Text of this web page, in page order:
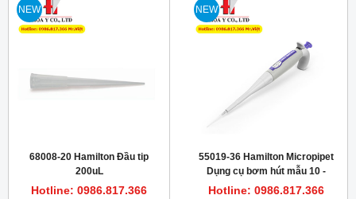
NEW
68008-20 Hamilton Đầu tip
200uL
Hotline: 0986.817.366
NEW
55019-36 Hamilton Micropipet
Dụng cụ bơm hút mẫu 10 -
100uL
Hotline: 0986.817.366